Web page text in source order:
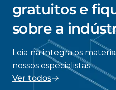
gratuitos e
sobre a
Leia na íntegra os
nossos especialistas.
Ver todos